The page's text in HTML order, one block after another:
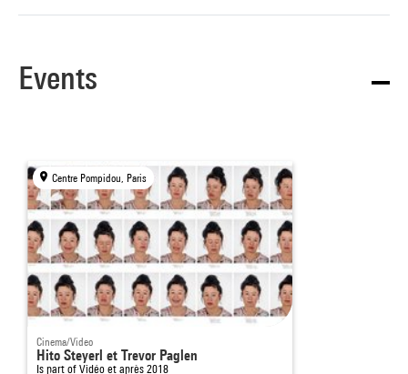
Events
Centre Pompidou, Paris
Cinema/Video
Hito Steyerl et Trevor Paglen
Is part of Vidéo et après 2018